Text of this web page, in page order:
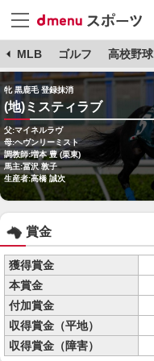
MLB ゴルフ 高校野球
牝 黒鹿毛 登録抹消
(地)ミスティラブ
父:マイネルラヴ
母:ヘヴンリーミスト
調教師:増本 豊 (栗東)
馬主:冨沢 敦子
生産者:高橋 誠次
賞金
獲得賞金
本賞金
付加賞金
収得賞金（平地）
収得賞金（障害）